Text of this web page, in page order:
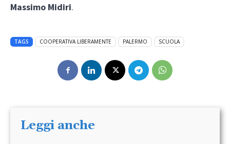
Massimo Midiri.
TAGS COOPERATIVA LIBERAMENTE PALERMO SCUOLA
Leggi anche